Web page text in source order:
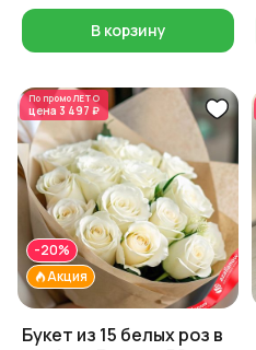
В корзину
По промоЛЕТО
цена 3 497 ₽
Акция
-20%
Букет из 15 белых роз в